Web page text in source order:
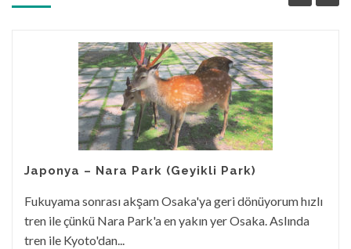
Japonya – Nara Park (Geyikli Park)
Fukuyama sonrası akşam Osaka'ya geri dönüyorum hızlı
tren ile çünkü Nara Park'a en yakın yer Osaka. Aslında
tren ile Kyoto'dan...